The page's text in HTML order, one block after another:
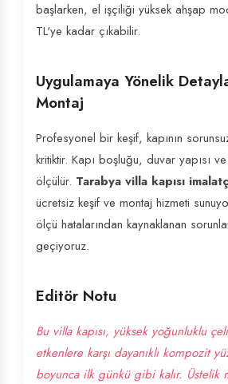
başlarken, el işçiliği yüksek ahşap
TL'ye kadar çıkabilir.
Uygulamaya Yönelik
Montaj
Profesyonel bir keşif, kapının
kritiktir. Kapı boşluğu, duvar yapısı
ölçülür. Tarabya villa kapısı
ücretsiz keşif ve montaj hizmeti
ölçü hatalarından kaynaklanan
geçiyoruz.
Editör Notu
Bu villa kapısı, yüksek yoğunluklu
etkenlere karşı dayanıklı kompozit
boyunca ilk günkü gibi kalır. Üstelik